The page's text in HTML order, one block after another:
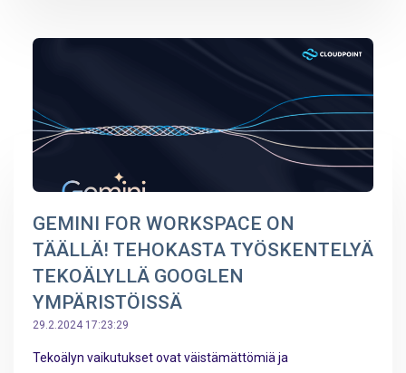
GEMINI FOR WORKSPACE ON
TÄÄLLÄ! TEHOKASTA TYÖSKENTELYÄ
TEKOÄLYLLÄ GOOGLEN
YMPÄRISTÖISSÄ
29.2.2024 17:23:29
Tekoälyn vaikutukset ovat väistämättömiä ja